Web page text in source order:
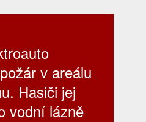
v areálu
Hasiči jej
vodní lázně